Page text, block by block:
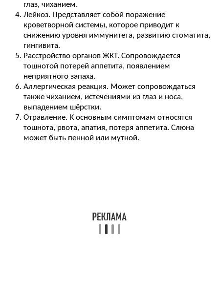
глаз, чиханием.
Лейкоз. Представляет собой поражение
кроветворной системы, которое приводит к
снижению уровня иммунитета, развитию стоматита,
гингивита.
Расстройство органов ЖКТ. Сопровождается
тошнотой потерей аппетита, появлением
неприятного запаха.
Аллергическая реакция. Может сопровождаться
также чиханием, истечениями из глаз и носа,
выпадением шёрстки.
Отравление. К основным симптомам относятся
тошнота, рвота, апатия, потеря аппетита. Слюна
может быть пенной или мутной.